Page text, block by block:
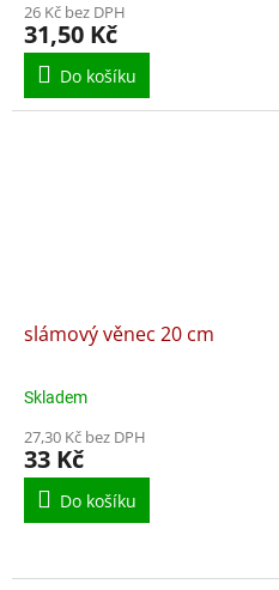
26 Kč bez DPH
31,50 Kč
Do košíku
slámový věnec 20 cm
Průměrné
produktu
je
5,0
Skladem
27,30 Kč bez DPH
33 Kč
Do košíku